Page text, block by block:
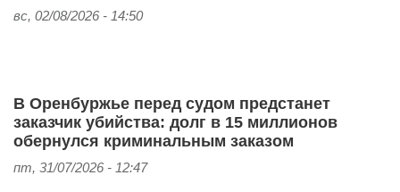
вс, 02/08/2026 - 14:50
В Оренбуржье перед судом предстанет
заказчик убийства: долг в 15 миллионов
обернулся криминальным заказом
пт, 31/07/2026 - 12:47